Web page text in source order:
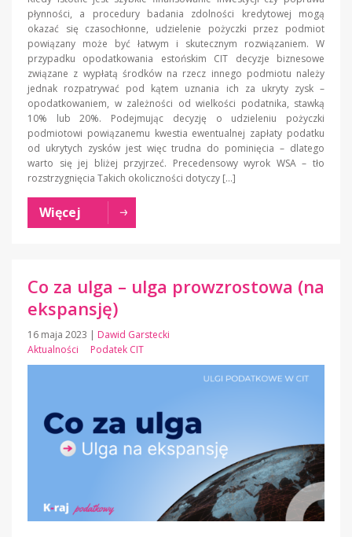
płynności, a procedury badania zdolności kredytowej mogą
okazać się czasochłonne, udzielenie pożyczki przez podmiot
powiązany może być łatwym i skutecznym rozwiązaniem. W
przypadku opodatkowania estońskim CIT decyzje biznesowe
związane z wypłatą środków na rzecz innego podmiotu należy
jednak rozpatrywać pod kątem uznania ich za ukryty zysk –
opodatkowaniem, w zależności od wielkości podatnika, stawką
10% lub 20%. Podejmując decyzję o udzieleniu pożyczki
podmiotowi powiązanemu kwestia ewentualnej zapłaty podatku
od ukrytych zysków jest więc trudna do pominięcia – dlatego
warto się jej bliżej przyjrzeć. Precedensowy wyrok WSA – tło
rozstrzygnięcia Takich okoliczności dotyczy […]
Więcej
Co za ulga – ulga prowzrostowa (na
ekspansję)
16 maja 2023 | Dawid Garstecki
Aktualności
Podatek CIT